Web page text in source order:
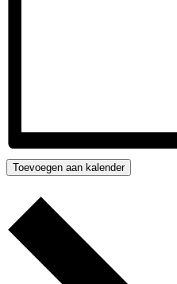
Toevoegen aan kalender